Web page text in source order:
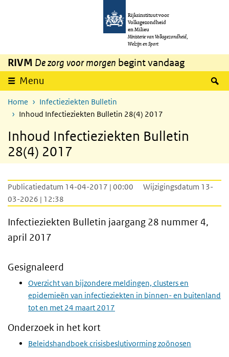
Overslaan en naar de inhoud gaan
Rijksinstituut voor
Volksgezondheid
en Milieu
Ministerie van Volksgezondheid,
Welzijn en Sport
RIVM De zorg voor morgen begint vandaag
Menu
Home
Infectieziekten Bulletin
Inhoud Infectieziekten Bulletin 28(4) 2017
Inhoud Infectieziekten Bulletin
28(4) 2017
Publicatiedatum 14-04-2017 | 00:00
Wijzigingsdatum 13-
03-2026 | 12:38
Infectieziekten Bulletin jaargang 28 nummer 4,
april 2017
Gesignaleerd
Overzicht van bijzondere meldingen, clusters en
epidemieën van infectieziekten in binnen- en buitenland
tot en met 24 maart 2017
Onderzoek in het kort
Beleidshandboek crisisbeslutivorming zoönosen